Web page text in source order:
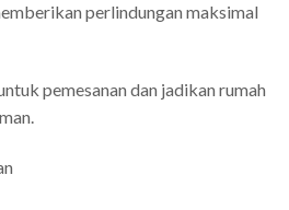
perlindungan maksimal
pemesanan dan jadikan rumah